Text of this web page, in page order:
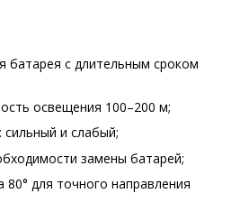
батарея с длительным сроком
освещения 100–200 м;
и слабый;
замены батарей;
80° для точного направления